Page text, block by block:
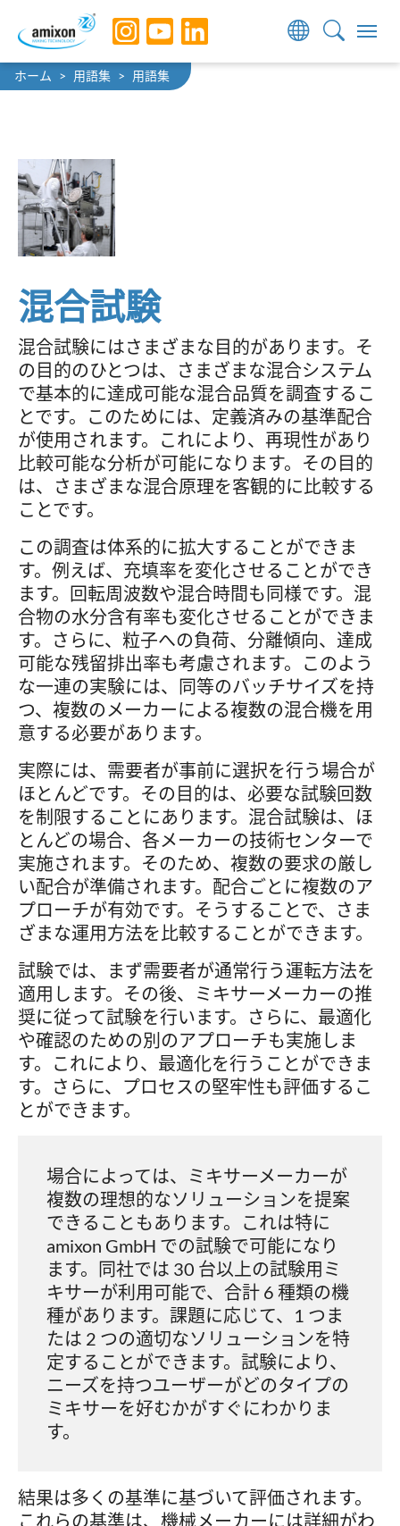
Skip to main navigation
Skip to main content
Skip to page footer
You are here:
ホーム 用語集 用語集
混合試験
混合試験にはさまざまな目的があります。そ
の目的のひとつは、さまざまな混合システム
で基本的に達成可能な混合品質を調査するこ
とです。このためには、定義済みの基準配合
が使用されます。これにより、再現性があり
比較可能な分析が可能になります。その目的
は、さまざまな混合原理を客観的に比較する
ことです。
この調査は体系的に拡大することができま
す。例えば、充填率を変化させることができ
ます。回転周波数や混合時間も同様です。混
合物の水分含有率も変化させることができま
す。さらに、粒子への負荷、分離傾向、達成
可能な残留排出率も考慮されます。このよう
な一連の実験には、同等のバッチサイズを持
つ、複数のメーカーによる複数の混合機を用
意する必要があります。
実際には、需要者が事前に選択を行う場合が
ほとんどです。その目的は、必要な試験回数
を制限することにあります。混合試験は、ほ
とんどの場合、各メーカーの技術センターで
実施されます。そのため、複数の要求の厳し
い配合が準備されます。配合ごとに複数のア
プローチが有効です。そうすることで、さま
ざまな運用方法を比較することができます。
試験では、まず需要者が通常行う運転方法を
適用します。その後、ミキサーメーカーの推
奨に従って試験を行います。さらに、最適化
や確認のための別のアプローチも実施しま
す。これにより、最適化を行うことができま
す。さらに、プロセスの堅牢性も評価するこ
とができます。
場合によっては、ミキサーメーカーが
複数の理想的なソリューションを提案
できることもあります。これは特に
amixon GmbH での試験で可能になり
ます。同社では 30 台以上の試験用ミ
キサーが利用可能で、合計 6 種類の機
種があります。課題に応じて、1 つま
たは 2 つの適切なソリューションを特
定することができます。試験により、
ニーズを持つユーザーがどのタイプの
ミキサーを好むかがすぐにわかりま
す。
結果は多くの基準に基づいて評価されます。
これらの基準は、機械メーカーには詳細がわ